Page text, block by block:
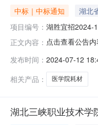
中标｜中标通知 湖北
项目编号： 湖胜宜招2024-
正文内容： 点击查看公告
2024-121二、
发布时间： 2024-07-12
相关产品：
医学院耗材
湖北三峡职业技术学